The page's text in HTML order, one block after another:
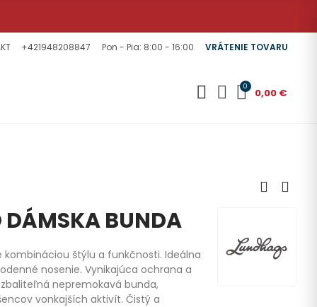
+421948208847 Pon - Pia: 8:00 - 16:00 VRÁTENIE TOVARU
0 0,00 €
DÁMSKA BUNDA
kombináciou štýlu a funkčnosti. Ideálna
nosenie. Vynikajúca ochrana a
nepremokavá bunda,
vonkajších aktivít. Čistý a